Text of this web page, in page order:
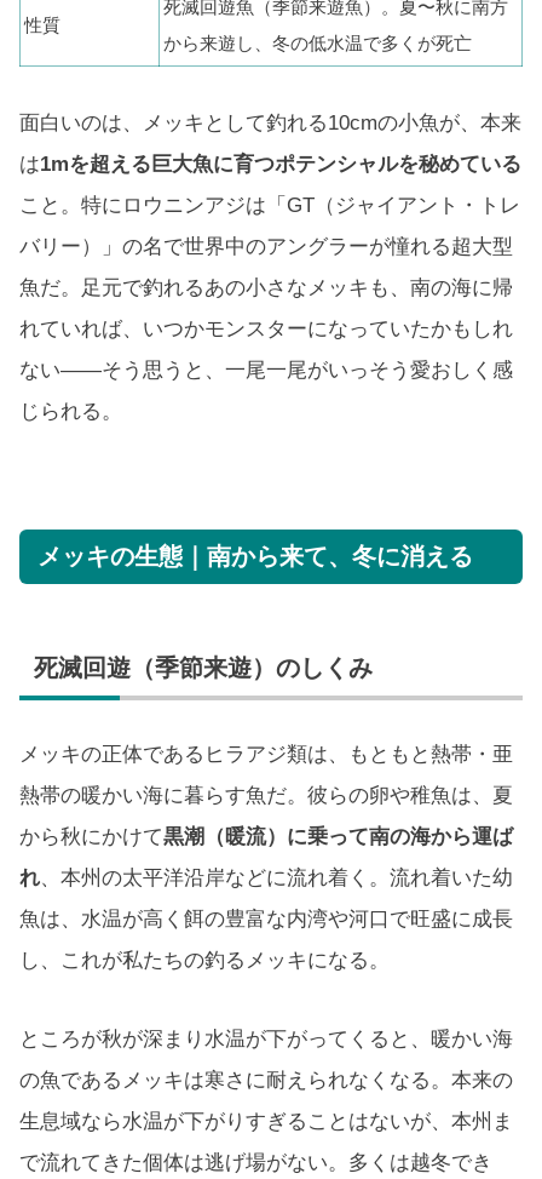
性質
死滅回遊魚（季節来遊魚）。夏〜秋に南方
から来遊し、冬の低水温で多くが死亡
面白いのは、メッキとして釣れる10cmの小魚が、本来
は1mを超える巨大魚に育つポテンシャルを秘めている
こと。特にロウニンアジは「GT（ジャイアント・トレ
バリー）」の名で世界中のアングラーが憧れる超大型
魚だ。足元で釣れるあの小さなメッキも、南の海に帰
れていれば、いつかモンスターになっていたかもしれ
ない——そう思うと、一尾一尾がいっそう愛おしく感
じられる。
メッキの生態｜南から来て、冬に消える
死滅回遊（季節来遊）のしくみ
メッキの正体であるヒラアジ類は、もともと熱帯・亜
熱帯の暖かい海に暮らす魚だ。彼らの卵や稚魚は、夏
から秋にかけて黒潮（暖流）に乗って南の海から運ば
れ、本州の太平洋沿岸などに流れ着く。流れ着いた幼
魚は、水温が高く餌の豊富な内湾や河口で旺盛に成長
し、これが私たちの釣るメッキになる。
ところが秋が深まり水温が下がってくると、暖かい海
の魚であるメッキは寒さに耐えられなくなる。本来の
生息域なら水温が下がりすぎることはないが、本州ま
で流れてきた個体は逃げ場がない。多くは越冬でき